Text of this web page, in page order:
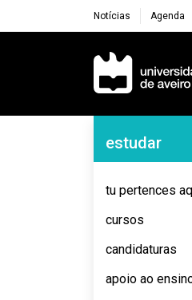
Notícias Agenda
Navegação
estudar
tu pertences
cursos
candidaturas
apoio ao